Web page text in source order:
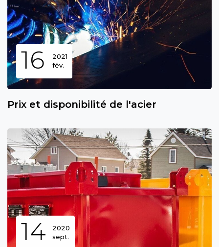
16
2021
fév.
Prix et disponibilité de l'acier
14
2020
sept.